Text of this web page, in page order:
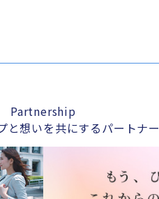
Partnership
と想いを共にするパートナー